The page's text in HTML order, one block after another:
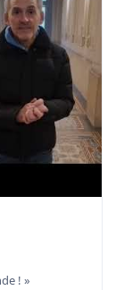
! »